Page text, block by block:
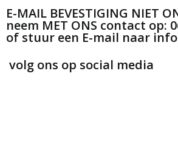
E-MAIL BEVESTIGING NIET
neem MET ONS contact op:
of stuur een E-mail naar
volg ons op social media